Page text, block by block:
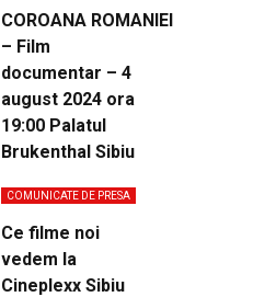
COROANA ROMANIEI
– Film
documentar – 4
august 2024 ora
19:00 Palatul
Brukenthal Sibiu
COMUNICATE DE PRESA
Ce filme noi
vedem la
Cineplexx Sibiu